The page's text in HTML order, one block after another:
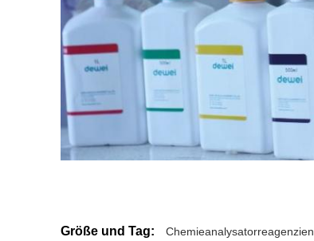
Größe und Tag: Chemieanalysatorreagenzien